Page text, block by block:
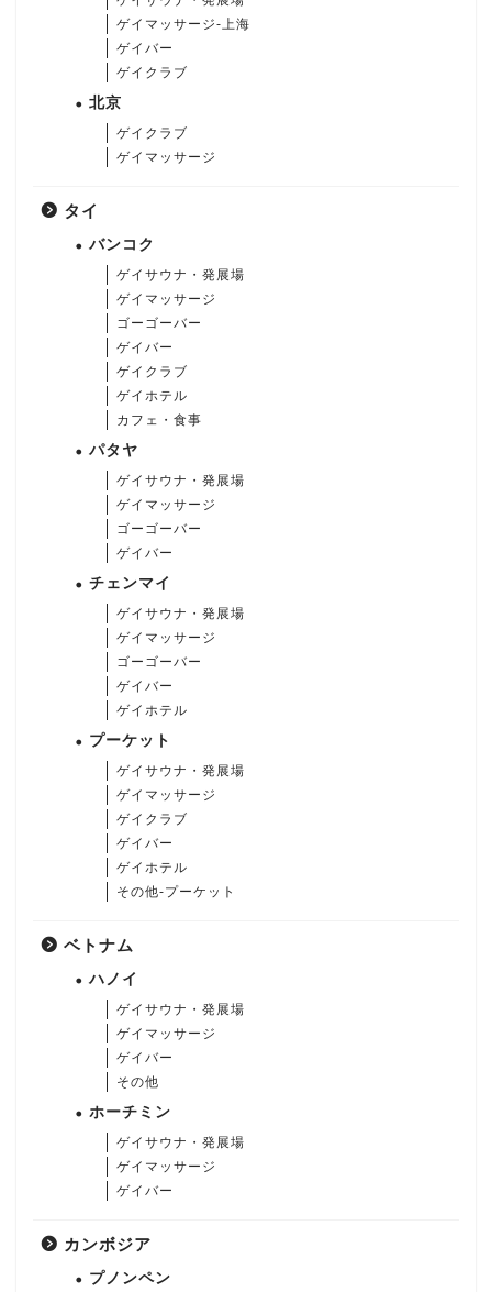
ゲイマッサージ-上海
ゲイバー
ゲイクラブ
北京
ゲイクラブ
ゲイマッサージ
タイ
バンコク
ゲイサウナ・発展場
ゲイマッサージ
ゴーゴーバー
ゲイバー
ゲイクラブ
ゲイホテル
カフェ・食事
パタヤ
ゲイサウナ・発展場
ゲイマッサージ
ゴーゴーバー
ゲイバー
チェンマイ
ゲイサウナ・発展場
ゲイマッサージ
ゴーゴーバー
ゲイバー
ゲイホテル
プーケット
ゲイサウナ・発展場
ゲイマッサージ
ゲイクラブ
ゲイバー
ゲイホテル
その他-プーケット
ベトナム
ハノイ
ゲイサウナ・発展場
ゲイマッサージ
ゲイバー
その他
ホーチミン
ゲイサウナ・発展場
ゲイマッサージ
ゲイバー
カンボジア
プノンペン